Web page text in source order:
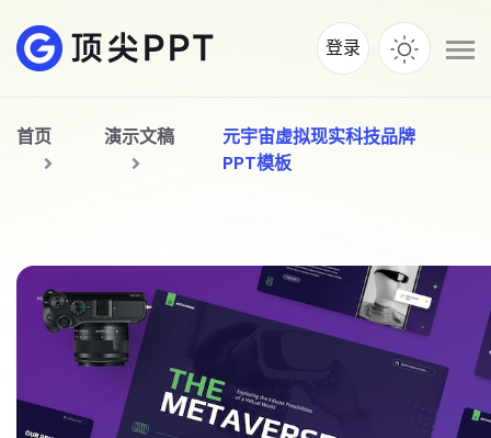
登录
首页 演示文稿
元宇宙虚拟现实科技品牌
PPT模板